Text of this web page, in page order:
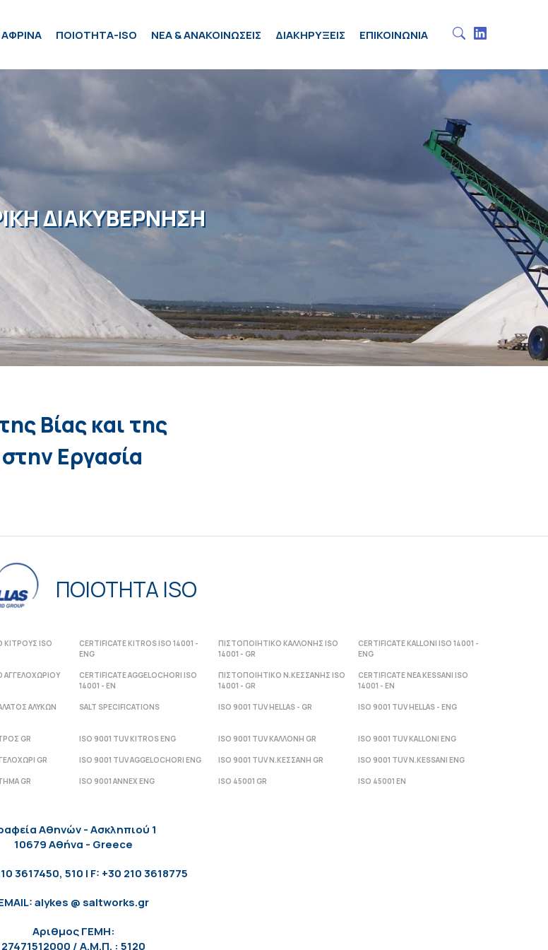
ΑΦΡΙΝΑ ΠΟΙΟΤΗΤΑ-ISO ΝΕΑ & ΑΝΑΚΟΙΝΩΣΕΙΣ ΔΙΑΚΗΡΥΞΕΙΣ ΕΠΙΚΟΙΝΩΝΙΑ
ΔΙΑΚΥΒΕΡΝΗΣΗ
Βίας και της
Εργασία
ΠΟΙΟΤΗΤΑ ISO
ISO
CERTIFICATE KITROS ISO 14001 -
ENG
ΠΙΣΤΟΠΟΙΗΤΙΚΟ ΚΑΛΛΟΝΗΣ ISO
14001 - GR
CERTIFICATE KALLONI ISO 14001 -
ENG
ΑΓΓΕΛΟΧΩΡΙΟΥ
CERTIFICATE AGGELOCHORI ISO
14001 - ΕΝ
ΠΙΣΤΟΠΟΙΗΤΙΚΟ Ν.ΚΕΣΣΑΝΗΣ ISO
14001 - GR
CERTIFICATE NEA KESSANI ISO
14001 - ΕΝ
ΑΛΥΚΩΝ SALT SPECIFICATIONS ISO 9001 TUV HELLAS - GR ISO 9001 TUV HELLAS - ENG
GR ISO 9001 TUV KITROS ENG ISO 9001 TUV ΚΑΛΛΟΝΗ GR ISO 9001 TUV KALLONI ENG
GR ISO 9001 TUV AGGELOCHORI ENG ISO 9001 TUV Ν.ΚΕΣΣΑΝΗ GR ISO 9001 TUV N.KESSANI ENG
GR ISO 9001 ANNEX ENG ISO 45001 GR ISO 45001 EN
Αθηνών - Ασκληπιού 1
10679 Αθήνα - Greece
3617450, 510 | F: +30 210 3618775
alykes @ saltworks.gr
Αριθμος ΓΕΜΗ:
27471512000 / Α.Μ.Π. : 5120